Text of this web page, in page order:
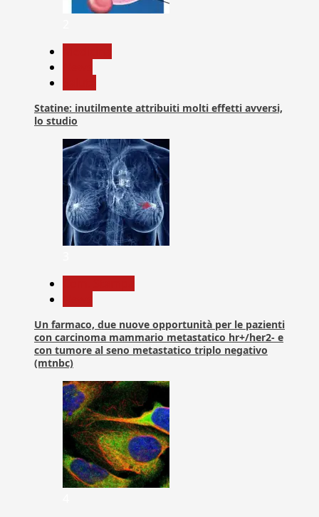
Statine: inutilmente attribuiti molti effetti avversi,
lo studio
Un farmaco, due nuove opportunità per le pazienti
con carcinoma mammario metastatico hr+/her2- e
con tumore al seno metastatico triplo negativo
(mtnbc)